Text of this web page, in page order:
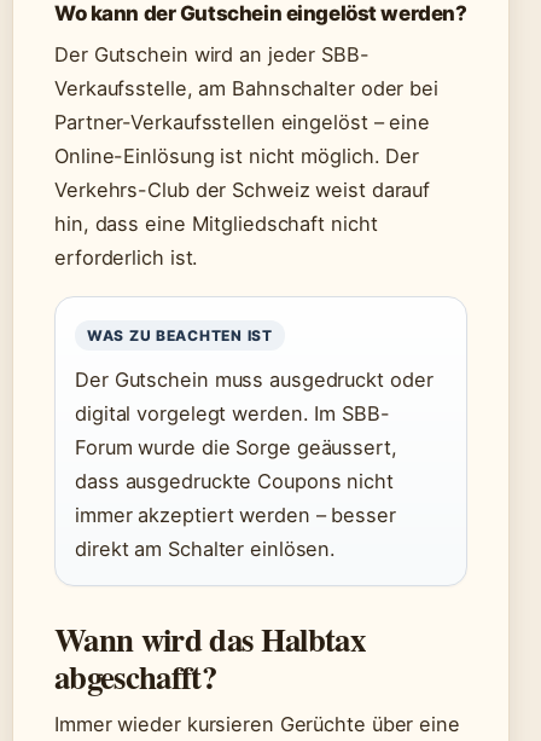
Wo kann der Gutschein eingelöst werden?
Der Gutschein wird an jeder SBB-
Verkaufsstelle, am Bahnschalter oder bei
Partner-Verkaufsstellen eingelöst – eine
Online-Einlösung ist nicht möglich. Der
Verkehrs-Club der Schweiz weist darauf
hin, dass eine Mitgliedschaft nicht
erforderlich ist.
WAS ZU BEACHTEN IST
Der Gutschein muss ausgedruckt oder
digital vorgelegt werden. Im SBB-
Forum wurde die Sorge geäussert,
dass ausgedruckte Coupons nicht
immer akzeptiert werden – besser
direkt am Schalter einlösen.
Wann wird das Halbtax
abgeschafft?
Immer wieder kursieren Gerüchte über eine